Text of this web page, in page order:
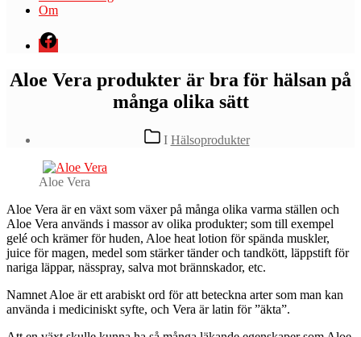
Om
Menyval
Aloe Vera produkter är bra för hälsan på
många olika sätt
Kategorier
I Hälsoprodukter
Aloe Vera
Aloe Vera är en växt som växer på många olika varma ställen och
Aloe Vera används i massor av olika produkter; som till exempel
gelé och krämer för huden, Aloe heat lotion för spända muskler,
juice för magen, medel som stärker tänder och tandkött, läppstift för
nariga läppar, nässpray, salva mot brännskador, etc.
Namnet Aloe är ett arabiskt ord för att beteckna arter som man kan
använda i mediciniskt syfte, och Vera är latin för ”äkta”.